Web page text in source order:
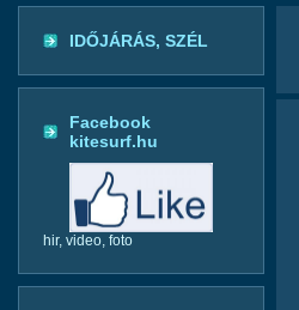
IDŐJÁRÁS, SZÉL
Facebook
kitesurf.hu
hir, video, foto